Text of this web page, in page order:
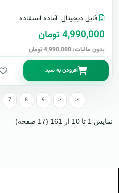
فایل دیجیتال آماده استفاده
4,990,000 تومان
بدون مالیات: 4,990,000 تومان
افزودن به سبد
7 8 9 > >|
نمایش 1 تا 10 از 161 (17 صفحه)